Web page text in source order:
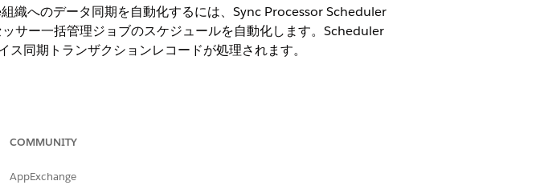
織へのデータ同期を自動化するには、Sync Processor Scheduler
サー一括管理ジョブのスケジュールを自動化します。Scheduler
同期トランザクションレコードが処理されます。
Customer Engagementアドオン ライセンス、Life Sciences Customer
COMMUNITY
AppExchange